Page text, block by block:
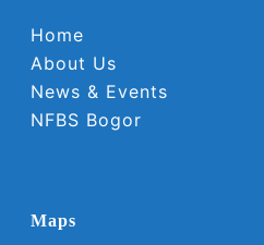
Home
About Us
News & Events
NFBS Bogor
Maps